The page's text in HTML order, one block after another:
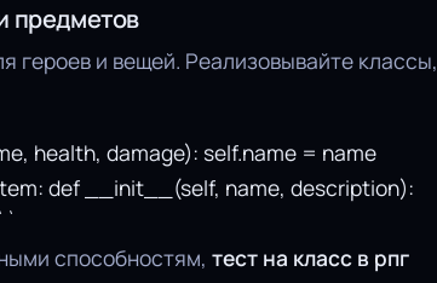
предметов
героев и вещей. Реализовывайте классы,
health, damage): self.name = name
def __init__(self, name, description):
способностям, тест на класс в рпг